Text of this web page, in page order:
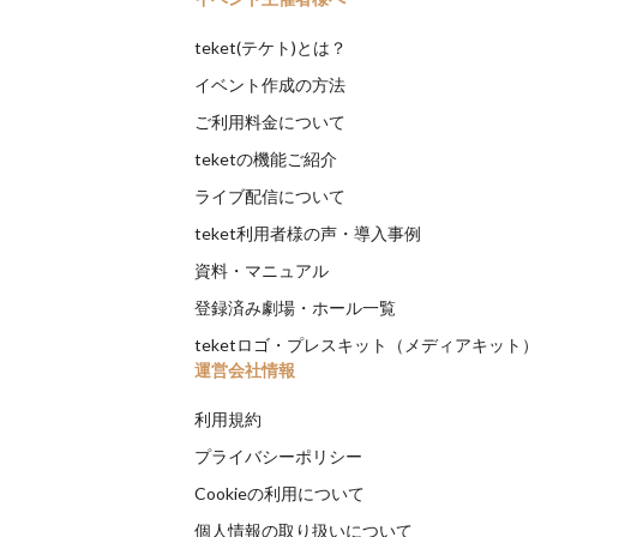
teket(テケト)とは？
イベント作成の方法
ご利用料金について
teketの機能ご紹介
ライブ配信について
teket利用者様の声・導入事例
資料・マニュアル
登録済み劇場・ホール一覧
teketロゴ・プレスキット（メディアキット）
運営会社情報
利用規約
プライバシーポリシー
Cookieの利用について
個人情報の取り扱いについて